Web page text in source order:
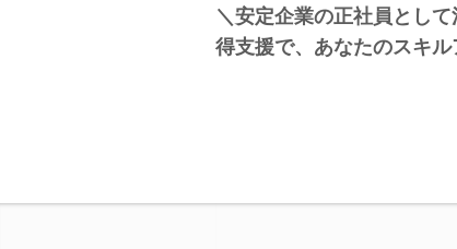
＼安定企業の正社員とし
得支援で、あなたのスキ